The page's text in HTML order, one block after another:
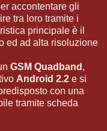
accontentare gli
tra loro tramite i
principale è il
ed ad alta risoluzione
GSM Quadband ,
Android 2.2 e si
con una
tramite scheda